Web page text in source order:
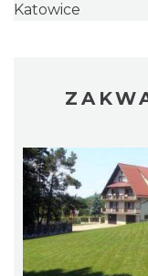
Katowice